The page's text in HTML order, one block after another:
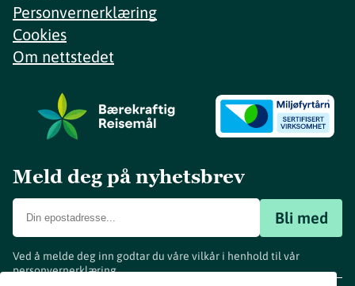
Personvernerklæring
Cookies
Om nettstedet
Meld deg på nyhetsbrev
Bli med
Ved å melde deg inn godtar du våre vilkår i henhold til vår
personvernerklæring.